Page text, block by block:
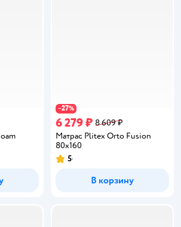
−27%
6 279 ₽ 8 609 ₽
Матрас Plitex Orto Fusion
80х160
Рейтинг:
5
В корзину